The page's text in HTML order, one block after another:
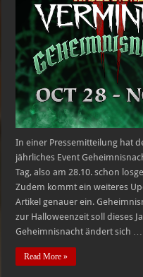
In einer Pressemitteilung hat
jährliches Event
Tag, also am 28.10. schon
Zudem kommt ein weiteres
Artikel genauer ein.
zur Halloweenzeit soll dieses
Geheimnisnacht ändert sich …
Read More »